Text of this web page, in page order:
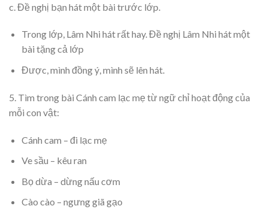
c. Đề nghị bạn hát một bài trước lớp.
Trong lớp, Lâm Nhi hát rất hay. Đề nghị Lâm Nhi hát một
bài tặng cả lớp
Được, mình đồng ý, mình sẽ lên hát.
5. Tìm trong bài Cánh cam lạc mẹ từ ngữ chỉ hoạt động của
mỗi con vật:
Cánh cam – đi lạc mẹ
Ve sầu – kêu ran
Bọ dừa – dừng nấu cơm
Cào cào – ngưng giã gạo